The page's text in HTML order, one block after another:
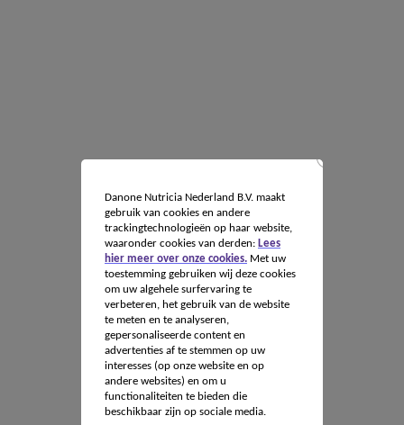
Danone Nutricia Nederland B.V. maakt
gebruik van cookies en andere
trackingtechnologieën op haar website,
waaronder cookies van derden: Lees
hier meer over onze cookies.Met uw
toestemming gebruiken wij deze cookies
om uw algehele surfervaring te
verbeteren, het gebruik van de website
te meten en te analyseren,
gepersonaliseerde content en
advertenties af te stemmen op uw
interesses (op onze website en op
andere websites) en om u
functionaliteiten te bieden die
beschikbaar zijn op sociale media.